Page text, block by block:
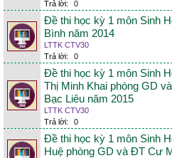
Trả lời:
0
Đề thi học kỳ 1 môn Sinh
Bình năm 2014
LTTK CTV30
Trả lời:
0
Đề thi học kỳ 1 môn Sinh
Thị Minh Khai phòng GD
Bạc Liêu năm 2015
LTTK CTV30
Trả lời:
0
Đề thi học kỳ 1 môn Sinh
Huệ phòng GD và ĐT Cư